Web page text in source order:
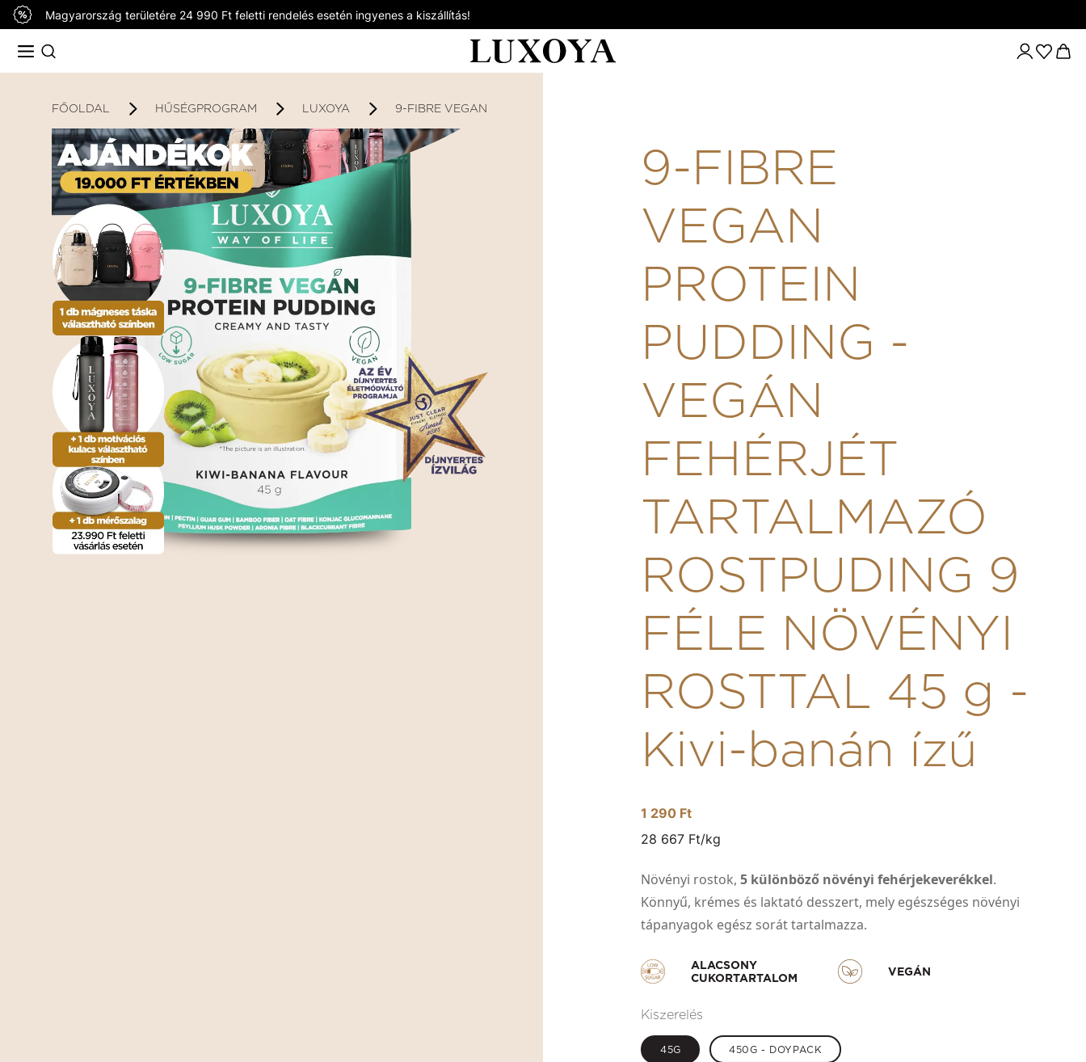
Magyarország területére 24 990 Ft feletti rendelés esetén ingyenes a kiszállítás!
FŐOLDAL HŰSÉGPROGRAM LUXOYA 9-FIBRE VEGAN PROTEIN PUDDING - VEGÁN FEHÉRJÉT TARTALMAZÓ ROSTPUDING 9 FÉLE NÖVÉNYI ROSTTAL 45 G
9-FIBRE
VEGAN
PROTEIN
PUDDING -
VEGÁN
FEHÉRJÉT
TARTALMAZÓ
ROSTPUDING 9
FÉLE NÖVÉNYI
ROSTTAL 45 g -
Kivi-banán ízű
1 290 Ft
28 667 Ft/kg
Növényi rostok, 5 különböző növényi fehérjekeverékkel.
Könnyű, krémes és laktató desszert, mely egészséges növényi
tápanyagok egész sorát tartalmazza.
ALACSONY
CUKORTARTALOM
VEGÁN
Kiszerelés
45G 450G - DOYPACK